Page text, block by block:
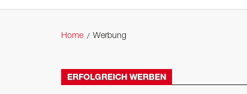
Home Werbung
ERFOLGREICH WERBEN